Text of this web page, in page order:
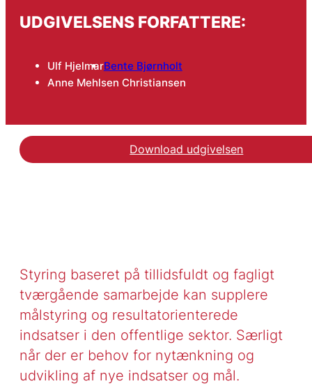
UDGIVELSENS FORFATTERE:
Ulf HjelmarBente Bjørnholt
Anne Mehlsen Christiansen
Download udgivelsen
Styring baseret på tillidsfuldt og fagligt
tværgående samarbejde kan supplere
målstyring og resultatorienterede
indsatser i den offentlige sektor. Særligt
når der er behov for nytænkning og
udvikling af nye indsatser og mål.